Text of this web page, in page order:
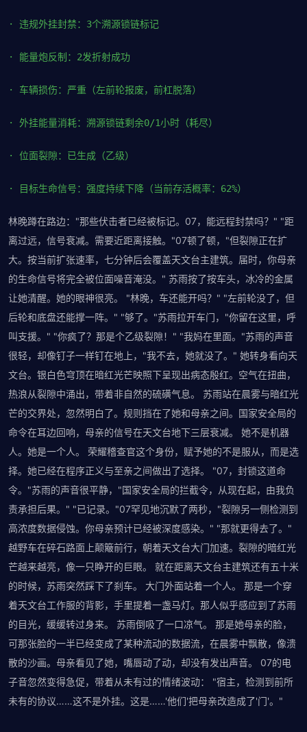
· 违规外挂封禁：3个溯源锁链标记
· 能量炮反制：2发折射成功
· 车辆损伤：严重（左前轮报废，前杠脱落）
· 外挂能量消耗：溯源锁链剩余0/1小时（耗尽）
· 位面裂隙：已生成（乙级）
· 目标生命信号：强度持续下降（当前存活概率：62%）
林晚蹲在路边："那些伏击者已经被标记。07，能远程封禁吗？" "距
离过远，信号衰减。需要近距离接触。"07顿了顿，"但裂隙正在扩
大。按当前扩张速率，七分钟后会覆盖天文台主建筑。届时，你母亲
的生命信号将完全被位面噪音淹没。" 苏雨按了按车头，冰冷的金属
让她清醒。她的眼神很亮。 "林晚，车还能开吗？" "左前轮没了，但
后轮和底盘还能撑一阵。" "够了。"苏雨拉开车门，"你留在这里，呼
叫支援。" "你疯了？那是个乙级裂隙！" "我妈在里面。"苏雨的声音
很轻，却像钉子一样钉在地上，"我不去，她就没了。" 她转身看向天
文台。银白色穹顶在暗红光芒映照下呈现出病态殷红。空气在扭曲，
热浪从裂隙中涌出，带着非自然的硫磺气息。 苏雨站在晨雾与暗红光
芒的交界处，忽然明白了。规则挡在了她和母亲之间。国家安全局的
命令在耳边回响，母亲的信号在天文台地下三层衰减。 她不是机器
人。她是一个人。 荣耀稽查官这个身份，赋予她的不是服从，而是选
择。她已经在程序正义与至亲之间做出了选择。 "07，封锁这道命
令。"苏雨的声音很平静，"国家安全局的拦截令，从现在起，由我负
责承担后果。" "已记录。"07罕见地沉默了两秒，"裂隙另一侧检测到
高浓度数据侵蚀。你母亲预计已经被深度感染。" "那就更得去了。"
越野车在碎石路面上颠簸前行，朝着天文台大门加速。裂隙的暗红光
芒越来越亮，像一只睁开的巨眼。 就在距离天文台主建筑还有五十米
的时候，苏雨突然踩下了刹车。 大门外面站着一个人。 那是一个穿
着天文台工作服的背影，手里提着一盏马灯。那人似乎感应到了苏雨
的目光，缓缓转过身来。 苏雨倒吸了一口凉气。 那是她母亲的脸，
可那张脸的一半已经变成了某种流动的数据流，在晨雾中飘散，像溃
散的沙画。母亲看见了她，嘴唇动了动，却没有发出声音。 07的电
子音忽然变得急促，带着从未有过的情绪波动： "宿主，检测到前所
未有的协议……这不是外挂。这是……'他们'把母亲改造成了'门'。"